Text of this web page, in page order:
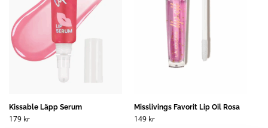
Kissable Läpp Serum
179 kr
Misslivings Favorit Lip Oil Rosa
149 kr